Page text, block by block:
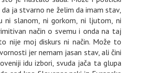
ja stvarno ne želim da imam stav,
ni slanom, ni gorkom, ni ljutom, ni
način o svemu i onda na taj
nije moj diskurs ni način. Može to
jer nemam jasan stav, ali čini
idu izbori, svuda jača ta glupa